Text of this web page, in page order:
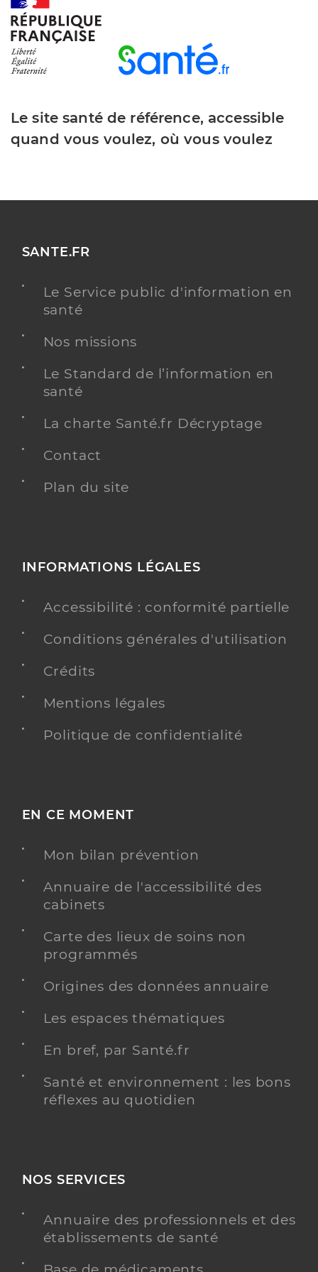
Le site santé de référence, accessible
quand vous voulez, où vous voulez
SANTE.FR
Le Service public d'information en
santé
Nos missions
Le Standard de l’information en
santé
La charte Santé.fr Décryptage
Contact
Plan du site
INFORMATIONS LÉGALES
Accessibilité : conformité partielle
Conditions générales d'utilisation
Crédits
Mentions légales
Politique de confidentialité
EN CE MOMENT
Mon bilan prévention
Annuaire de l'accessibilité des
cabinets
Carte des lieux de soins non
programmés
Origines des données annuaire
Les espaces thématiques
En bref, par Santé.fr
Santé et environnement : les bons
réflexes au quotidien
NOS SERVICES
Annuaire des professionnels et des
établissements de santé